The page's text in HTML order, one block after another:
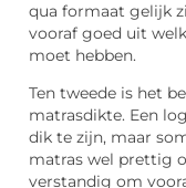
qua formaat gelijk
vooraf goed uit
moet hebben.
Ten tweede is het
matrasdikte. Een
dik te zijn, maar
matras wel prettig
verstandig om